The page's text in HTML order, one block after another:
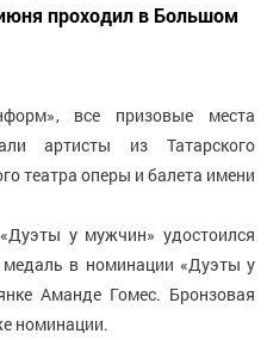
проходил в Большом
все призовые места
артисты из Татарского
театра оперы и балета имени
у мужчин» удостоился
в номинации «Дуэты у
Аманде Гомес. Бронзовая
номинации.